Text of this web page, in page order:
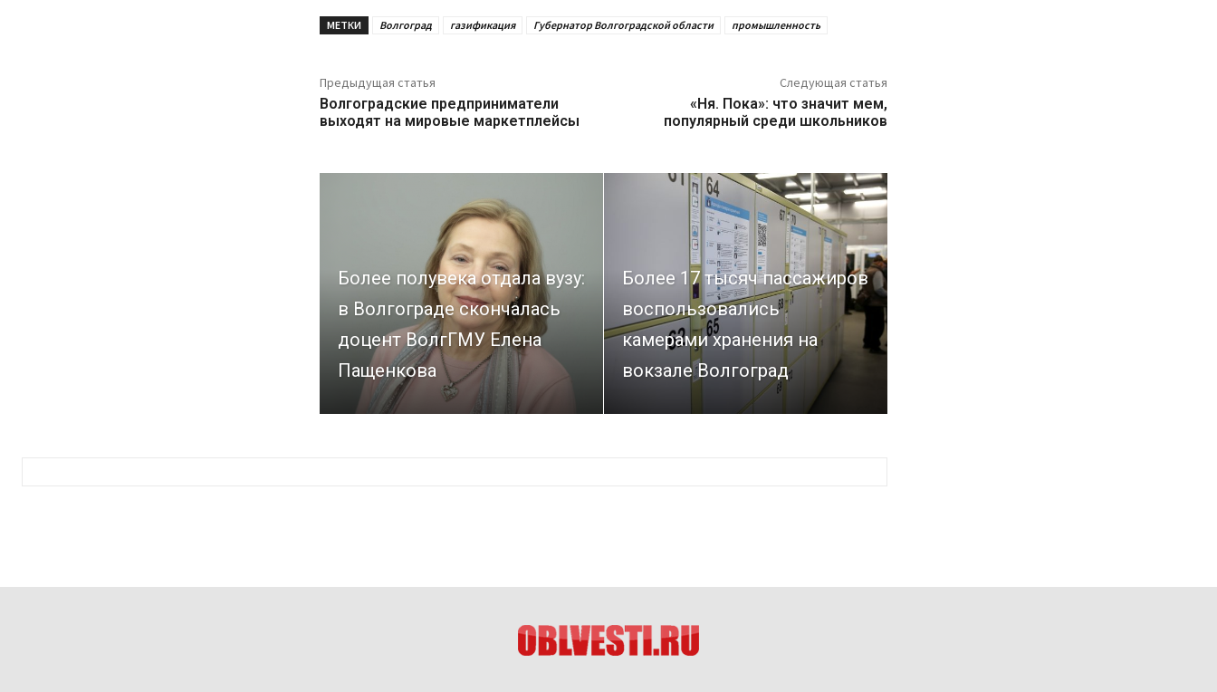
МЕТКИ Волгоград газификация Губернатор Волгоградской области промышленность
Предыдущая статья
Волгоградские предприниматели
выходят на мировые маркетплейсы
Следующая статья
«Ня. Пока»: что значит мем,
популярный среди школьников
Более полувека отдала вузу:
в Волгограде скончалась
доцент ВолгГМУ Елена
Пащенкова
Более 17 тысяч пассажиров
воспользовались
камерами хранения на
вокзале Волгоград